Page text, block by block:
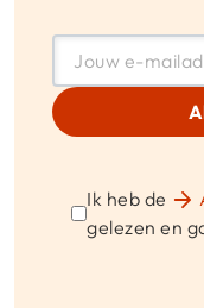
Ik heb de
gelezen en